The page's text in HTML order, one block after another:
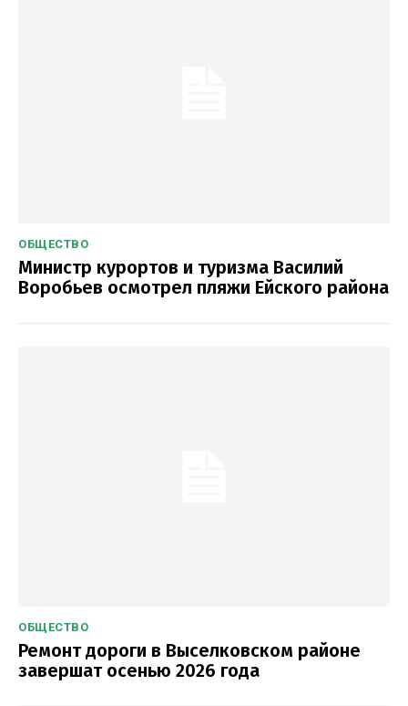
ОБЩЕСТВО
Министр курортов и туризма Василий
Воробьев осмотрел пляжи Ейского района
ОБЩЕСТВО
Ремонт дороги в Выселковском районе
завершат осенью 2026 года